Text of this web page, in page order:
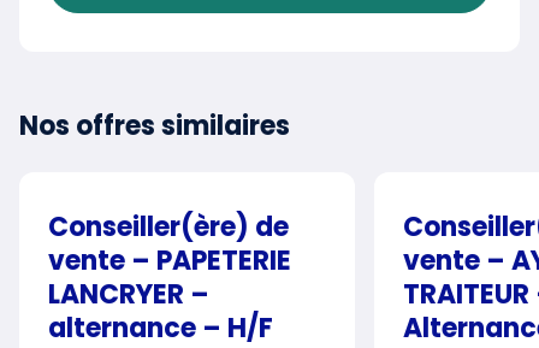
Nos offres similaires
Conseiller(ère) de
vente – PAPETERIE
LANCRYER –
alternance – H/F
vente –